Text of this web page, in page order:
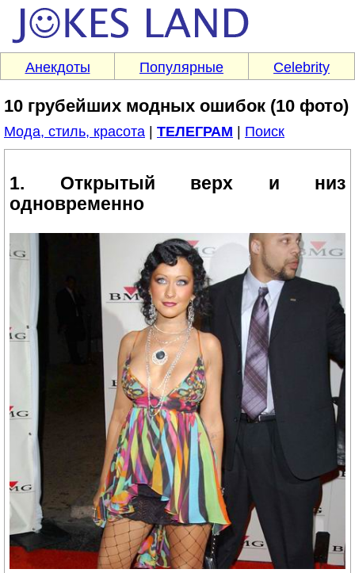
Анекдоты Популярные Celebrity
10 грубейших модных ошибок (10 фото)
Мода, стиль, красота ТЕЛЕГРАМ Поиск
1. Открытый верх и низ
одновременно